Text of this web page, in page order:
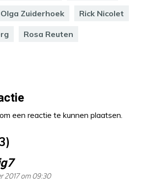
Olga Zuiderhoek Rick Nicolet
Rosa Reuten
om een reactie te kunnen plaatsen.
2017 om 09:30